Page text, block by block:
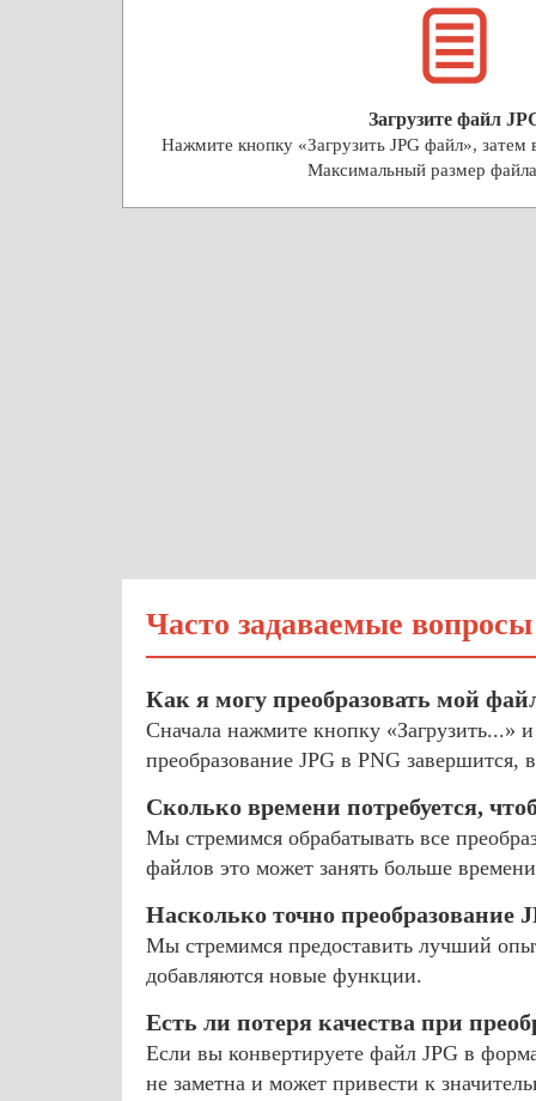
Загрузите файл
Нажмите кнопку «Загрузить JPG файл», затем
Максимальный размер
Часто задаваемые вопросы
Как я могу преобразовать мой
Сначала нажмите кнопку «Загрузить...»
преобразование JPG в PNG завершится,
Сколько времени потребуется,
Мы стремимся обрабатывать все
файлов это может занять больше
Насколько точно преобразование
Мы стремимся предоставить лучший
добавляются новые функции.
Есть ли потеря качества при
Если вы конвертируете файл JPG в
не заметна и может привести к